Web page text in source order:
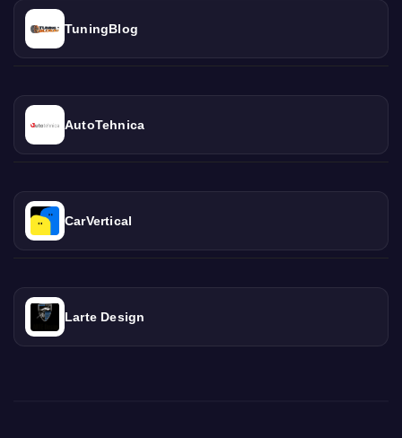
TuningBlog
AutoTehnica
CarVertical
Larte Design